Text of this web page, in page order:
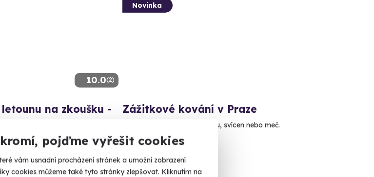
pojďme vyřešit cookies
vám usnadní procházení stránek a umožní zobrazení
cookies můžeme také tyto stránky zlepšovat. Kliknutím na
10.0(2)
na zkoušku -
ultralight.
Novinka
Zážitkové kování v Praze
Ukovejte si vlastní nůž, sekeru, svícen nebo meč.
Praha 1
4 900 Kč